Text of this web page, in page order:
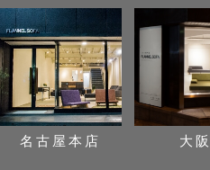
名古屋本店 大